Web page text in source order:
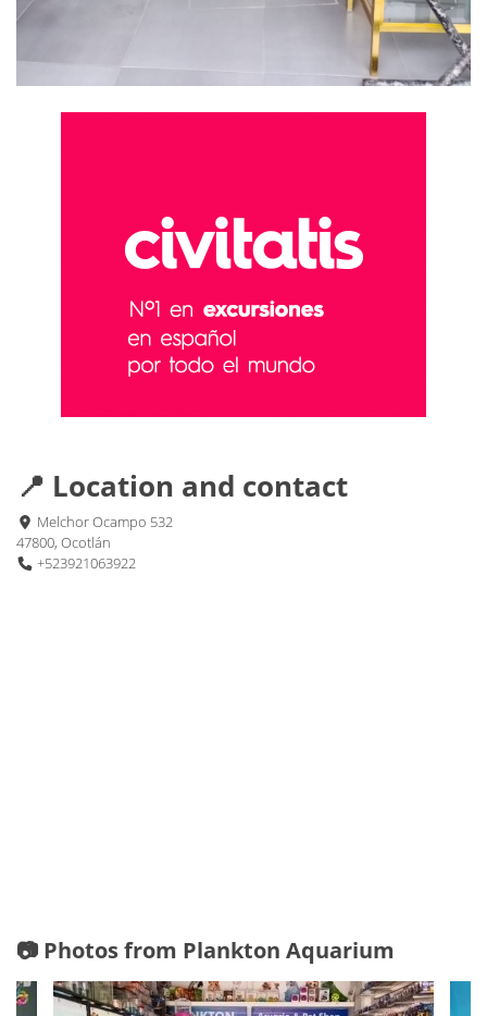
📍 Location and contact
Melchor Ocampo 532
47800, Ocotlán
+523921063922
📷 Photos from Plankton Aquarium